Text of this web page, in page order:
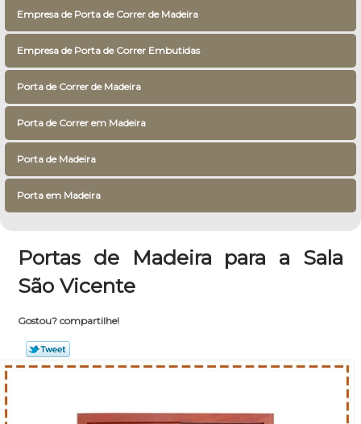
Empresa de Porta de Correr de Madeira
Empresa de Porta de Correr Embutidas
Porta de Correr de Madeira
Porta de Correr em Madeira
Porta de Madeira
Porta em Madeira
Portas de Madeira para a Sala
São Vicente
Gostou? compartilhe!